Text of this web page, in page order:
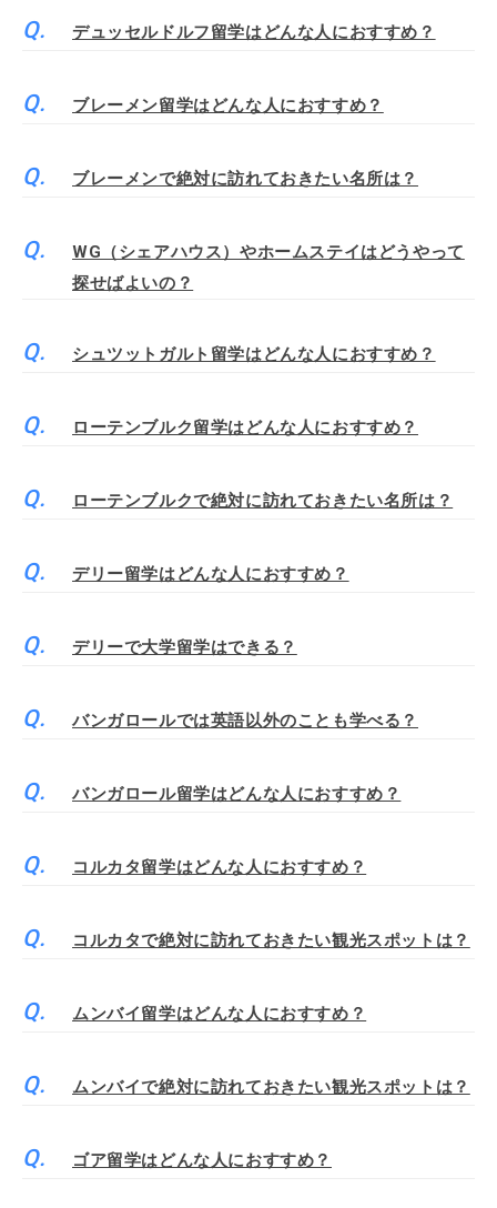
デュッセルドルフ留学はどんな人におすすめ？
ブレーメン留学はどんな人におすすめ？
ブレーメンで絶対に訪れておきたい名所は？
WG（シェアハウス）やホームステイはどうやって
探せばよいの？
シュツットガルト留学はどんな人におすすめ？
ローテンブルク留学はどんな人におすすめ？
ローテンブルクで絶対に訪れておきたい名所は？
デリー留学はどんな人におすすめ？
デリーで大学留学はできる？
バンガロールでは英語以外のことも学べる？
バンガロール留学はどんな人におすすめ？
コルカタ留学はどんな人におすすめ？
コルカタで絶対に訪れておきたい観光スポットは？
ムンバイ留学はどんな人におすすめ？
ムンバイで絶対に訪れておきたい観光スポットは？
ゴア留学はどんな人におすすめ？